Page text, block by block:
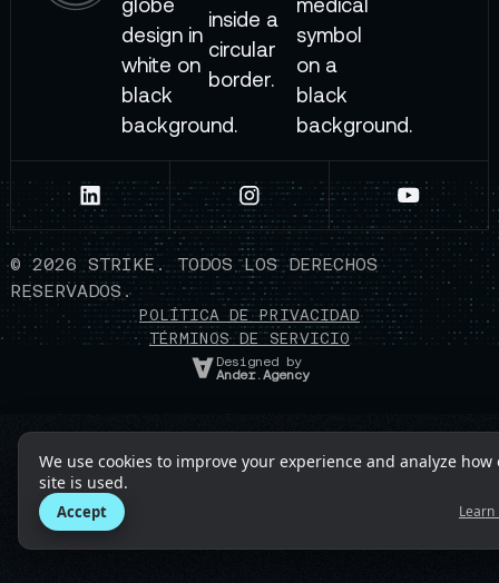
© 2026 STRIKE. TODOS LOS DERECHOS
RESERVADOS.
POLÍTICA DE PRIVACIDAD
TÉRMINOS DE SERVICIO
Designed by
Ander.Agency
We use cookies to improve your experience and analyze how
site is used.
Accept